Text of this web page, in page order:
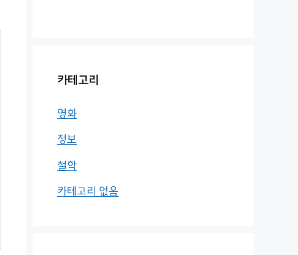
카테고리
영화
정보
철학
카테고리 없음